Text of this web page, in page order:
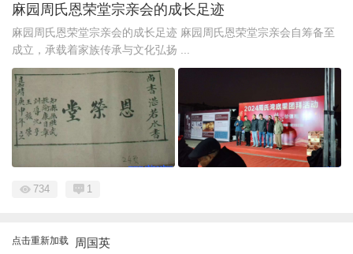
麻园周氏恩荣堂宗亲会的成长足迹
麻园周氏恩荣堂宗亲会的成长足迹 麻园周氏恩荣堂宗亲会自筹备至
成立，承载着家族传承与文化弘扬 ...
734 1
点击重新加载 周国英